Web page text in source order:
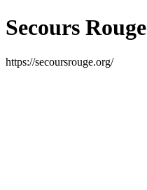
Secours Rouge
https://secoursrouge.org/